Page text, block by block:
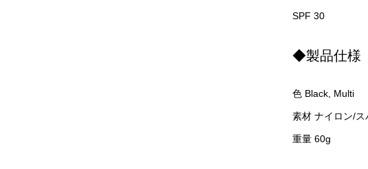
SPF 30
◆製品仕様
色 Black, Multi
素材 ナイロン/ス
重量 60g